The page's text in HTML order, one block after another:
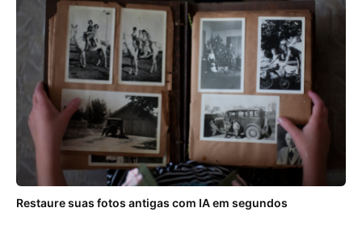
Restaure suas fotos antigas com IA em segundos